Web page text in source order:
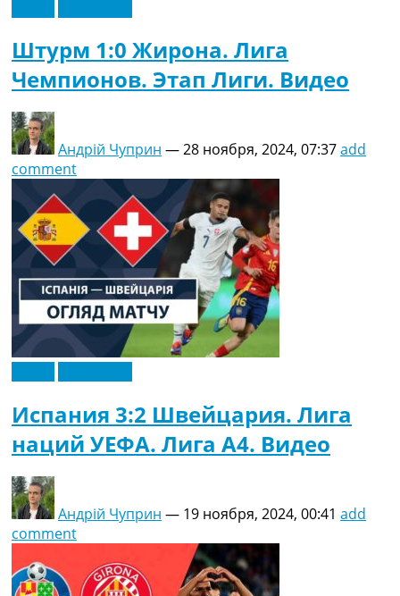
Штурм 1:0 Жирона. Лига
Чемпионов. Этап Лиги. Видео
Андрій Чуприн —28 ноября, 2024, 07:37add
comment
Испания 3:2 Швейцария. Лига
наций УЕФА. Лига A4. Видео
Андрій Чуприн — 19 ноября, 2024, 00:41 add
comment